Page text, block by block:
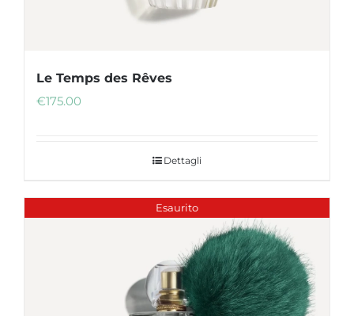
Le Temps des Rêves
€175.00
Dettagli
Esaurito